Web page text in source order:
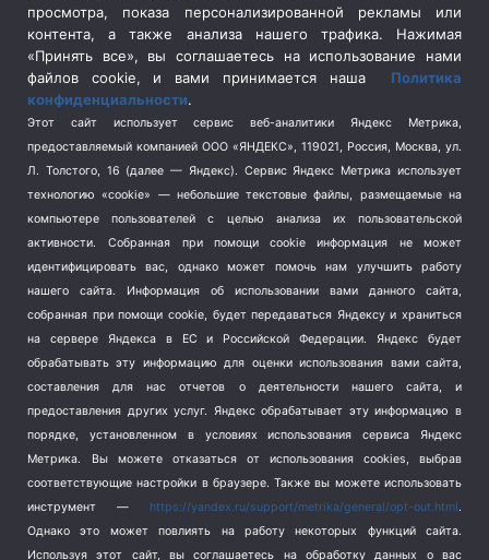
Социальная политика
(3)
Спецоперация в Украине
Спецоперация на Украине
(404)
Спорт (740)
Терроризм (1)
Транспорт (262)
Туризм (178)
Школа и спорт (2)
Экология (8)
Экономика (1172)
просмотра, показа персонализированной рекламы или
контента, а также анализа нашего трафика. Нажимая
«Принять все», вы соглашаетесь на использование нами
файлов cookie, и вами принимается наша Политика
конфиденциальности.
Этот сайт использует сервис веб-аналитики Яндекс Метрика,
предоставляемый компанией ООО «ЯНДЕКС», 119021, Россия, Москва, ул.
Л. Толстого, 16 (далее — Яндекс). Сервис Яндекс Метрика использует
технологию «cookie» — небольшие текстовые файлы, размещаемые на
компьютере пользователей с целью анализа их пользовательской
активности.
Собранная при помощи cookie информация не может
идентифицировать вас, однако может помочь нам улучшить работу
нашего сайта. Информация об использовании вами данного сайта,
собранная при помощи cookie, будет передаваться Яндексу и храниться
на сервере Яндекса в ЕС и Российской Федерации. Яндекс будет
обрабатывать эту информацию для оценки использования вами сайта,
составления для нас отчетов о деятельности нашего сайта, и
предоставления других услуг. Яндекс обрабатывает эту информацию в
порядке, установленном в условиях использования сервиса Яндекс
Метрика.
Вы можете отказаться от использования cookies, выбрав
соответствующие настройки в браузере. Также вы можете использовать
инструмент — https://yandex.ru/support/metrika/general/opt-out.html.
Однако это может повлиять на работу некоторых функций сайта.
Используя этот сайт, вы соглашаетесь на обработку данных о вас